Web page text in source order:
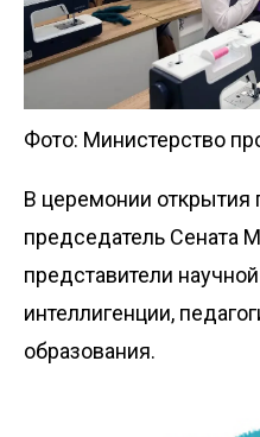
Фото: Министерство
В церемонии открытия
председатель Сената
представители
интеллигенции,
образования.